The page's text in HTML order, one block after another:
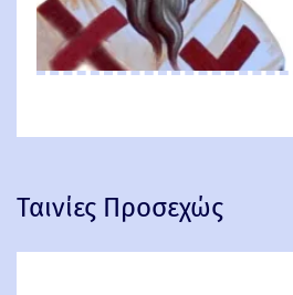
Ταινίες Προσεχώς